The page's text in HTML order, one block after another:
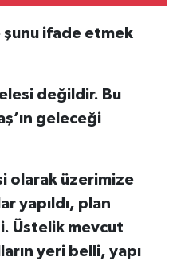
şunu ifade etmek
değildir. Bu
geleceği
olarak üzerimize
yapıldı, plan
Üstelik mevcut
yeri belli, yapı